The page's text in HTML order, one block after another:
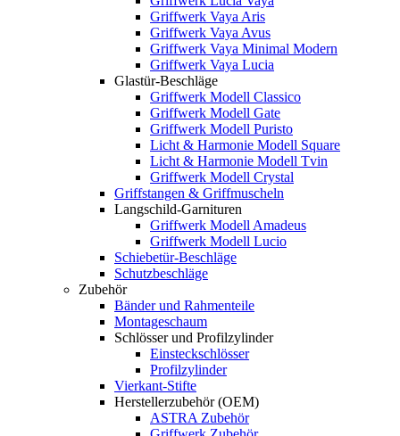
Griffwerk Vaya Aris
Griffwerk Vaya Avus
Griffwerk Vaya Minimal Modern
Griffwerk Vaya Lucia
Glastür-Beschläge
Griffwerk Modell Classico
Griffwerk Modell Gate
Griffwerk Modell Puristo
Licht & Harmonie Modell Square
Licht & Harmonie Modell Tvin
Griffwerk Modell Crystal
Griffstangen & Griffmuscheln
Langschild-Garnituren
Griffwerk Modell Amadeus
Griffwerk Modell Lucio
Schiebetür-Beschläge
Schutzbeschläge
Zubehör
Bänder und Rahmenteile
Montageschaum
Schlösser und Profilzylinder
Einsteckschlösser
Profilzylinder
Vierkant-Stifte
Herstellerzubehör (OEM)
ASTRA Zubehör